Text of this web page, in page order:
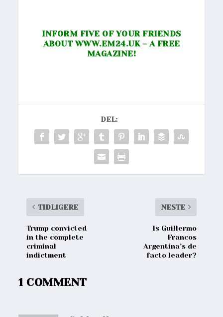
INFORM FIVE OF YOUR FRIENDS
ABOUTWWW.EM24.UK – A FREE
MAGAZINE!
DEL:
TIDLIGERE
Trump convicted
in the complete
criminal
indictment
NESTE
Is Guillermo
Francos
Argentina’s de
facto leader?
1 COMMENT